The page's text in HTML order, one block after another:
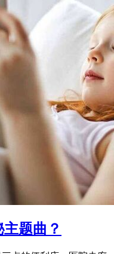
题曲？